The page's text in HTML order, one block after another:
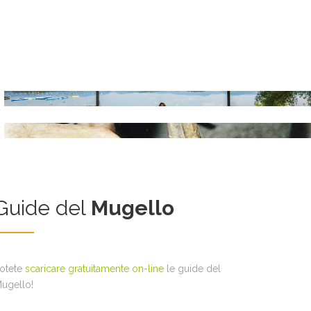
del Mugello
scaricare gratuitamente on-line le guide del